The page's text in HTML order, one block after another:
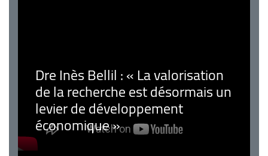
Dre Inès Bellil : « La valorisation
de la recherche est désormais un
levier de développement
économique »